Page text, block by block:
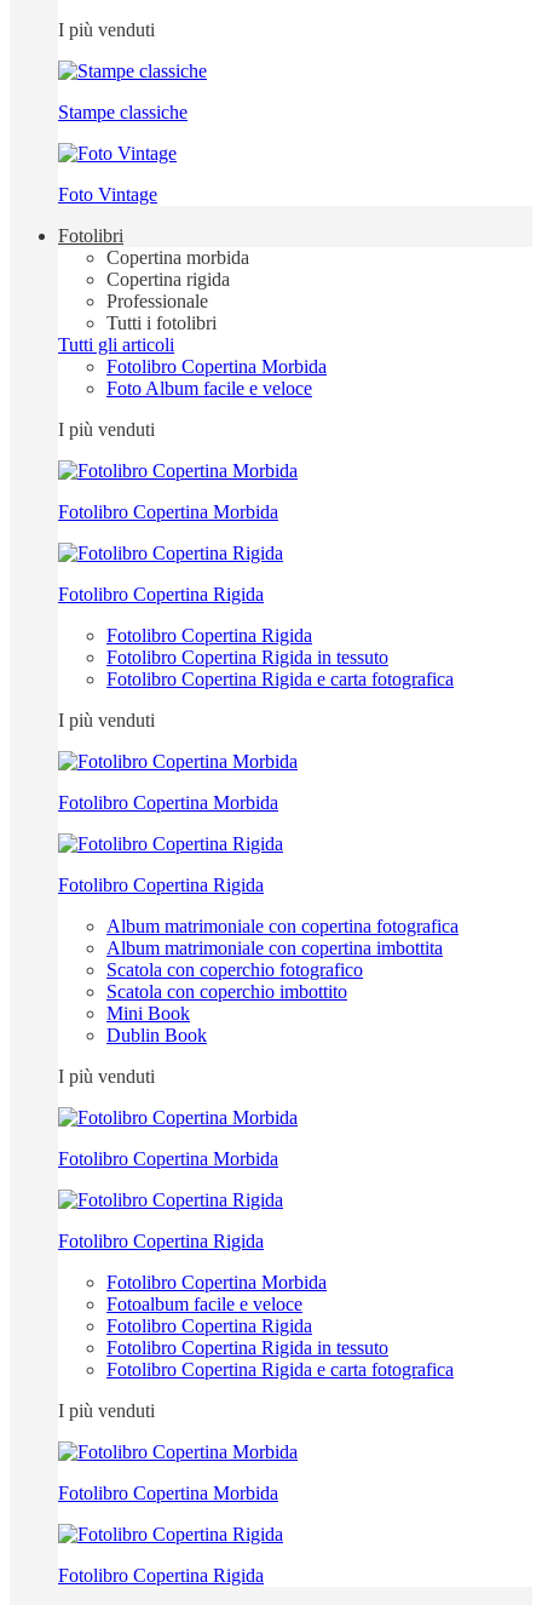
I più venduti
Stampe classiche
Foto Vintage
Fotolibri
Copertina morbida
Copertina rigida
Professionale
Tutti i fotolibri
Tutti gli articoli
Fotolibro Copertina Morbida
Foto Album facile e veloce
I più venduti
Fotolibro Copertina Morbida
Fotolibro Copertina Rigida
Fotolibro Copertina Rigida
Fotolibro Copertina Rigida in tessuto
Fotolibro Copertina Rigida e carta fotografica
I più venduti
Fotolibro Copertina Morbida
Fotolibro Copertina Rigida
Album matrimoniale con copertina fotografica
Album matrimoniale con copertina imbottita
Scatola con coperchio fotografico
Scatola con coperchio imbottito
Mini Book
Dublin Book
I più venduti
Fotolibro Copertina Morbida
Fotolibro Copertina Rigida
Fotolibro Copertina Morbida
Fotoalbum facile e veloce
Fotolibro Copertina Rigida
Fotolibro Copertina Rigida in tessuto
Fotolibro Copertina Rigida e carta fotografica
I più venduti
Fotolibro Copertina Morbida
Fotolibro Copertina Rigida